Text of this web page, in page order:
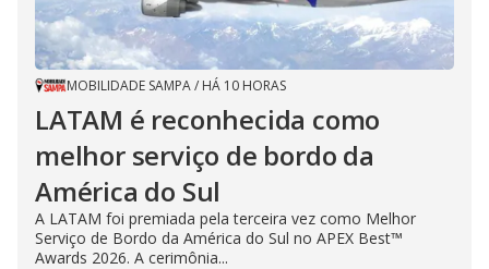
MOBILIDADE SAMPA/ HÁ 10 HORAS
LATAM é reconhecida como
melhor serviço de bordo da
América do Sul
A LATAM foi premiada pela terceira vez como Melhor
Serviço de Bordo da América do Sul no APEX Best™
Awards 2026. A cerimônia...